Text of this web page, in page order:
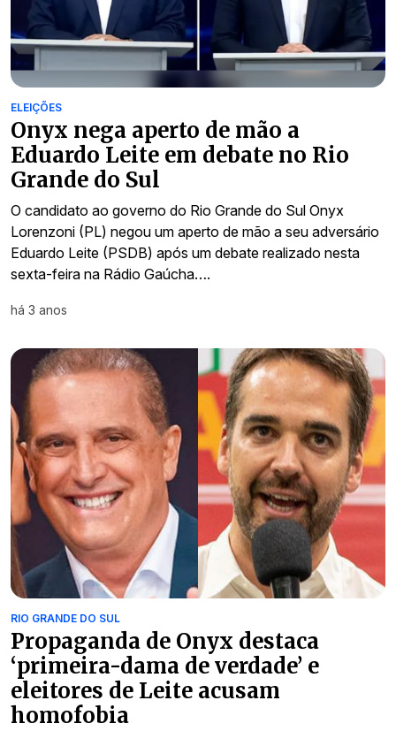
ELEIÇÕES
Onyx nega aperto de mão a
Eduardo Leite em debate no Rio
Grande do Sul
O candidato ao governo do Rio Grande do Sul Onyx
Lorenzoni (PL) negou um aperto de mão a seu adversário
Eduardo Leite (PSDB) após um debate realizado nesta
sexta-feira na Rádio Gaúcha….
há 3 anos
RIO GRANDE DO SUL
Propaganda de Onyx destaca
‘primeira-dama de verdade’ e
eleitores de Leite acusam
homofobia